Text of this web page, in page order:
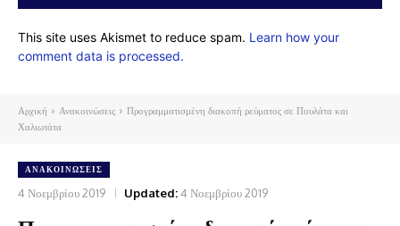
This site uses Akismet to reduce spam. Learn how your
comment data is processed.